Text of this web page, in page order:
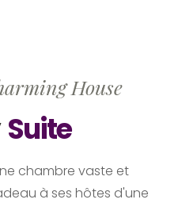
House
Suite
chambre vaste et
à ses hôtes d'une